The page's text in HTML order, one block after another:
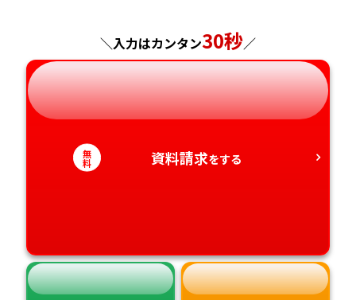
神奈川県
長野県
岐阜県
愛知県
兵庫県
奈良県
広島県
山口県
高知県
長崎県
熊本県
沖縄県
＼入力はカンタン30秒／
無
料 資料請求をする